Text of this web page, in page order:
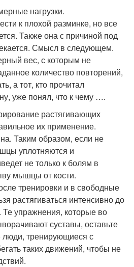
нагрузки.
к плохой разминке, но все
Также она с причиной под
Смысл в следующем.
вес, с которым не
количество повторений,
а тот, кто прочитал
уже понял, что к чему ….
растягивающих
их применение.
Таким образом, если не
уплотняются и
не только к болям в
мышцы от кости.
тренировки и в свободные
растягиваться интенсивно до
упражнения, которые во
суставы, оставьте
тренирующиеся с
таких движений, чтобы не